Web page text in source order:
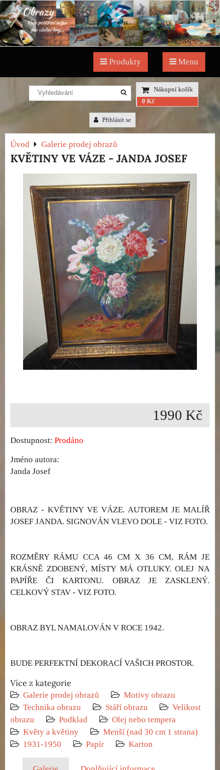
Produkty Menu
Nákupní košík
0 Kč
Přihlásit se
Úvod Galerie prodej obrazů
KVĚTINY VE VÁZE - JANDA JOSEF
1990 Kč
Dostupnost: Prodáno
Jméno autora:
Janda Josef
OBRAZ - KVĚTINY VE VÁZE. AUTOREM JE MALÍŘ
JOSEF JANDA. SIGNOVÁN VLEVO DOLE - VIZ FOTO.
ROZMĚRY RÁMU CCA 46 CM X 36 CM, RÁM JE
KRÁSNĚ ZDOBENÝ, MÍSTY MÁ OTLUKY. OLEJ NA
PAPÍŘE ČI KARTONU. OBRAZ JE ZASKLENÝ.
CELKOVÝ STAV - VIZ FOTO.
OBRAZ BYL NAMALOVÁN V ROCE 1942.
BUDE PERFEKTNÍ DEKORACÍ VAŠICH PROSTOR.
Více z kategorie
Galerie prodej obrazů
Motivy obrazu
Technika obrazu
Stáří obrazu
Velikost
obrazu
Podklad
Olej nebo tempera
Květy a květiny
Menší (nad 30 cm 1 strana)
1931-1950
Papír Karton